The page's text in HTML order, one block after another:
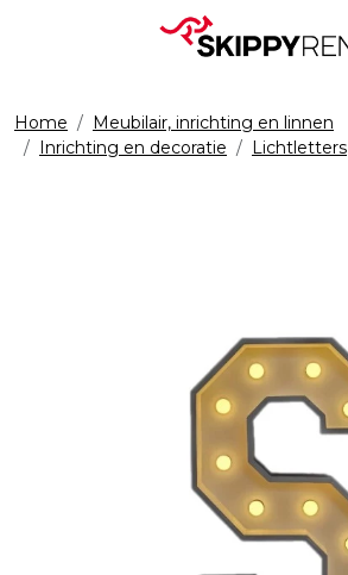
Home
Meubilair, inrichting en linnen
Inrichting en decoratie
Lichtletters